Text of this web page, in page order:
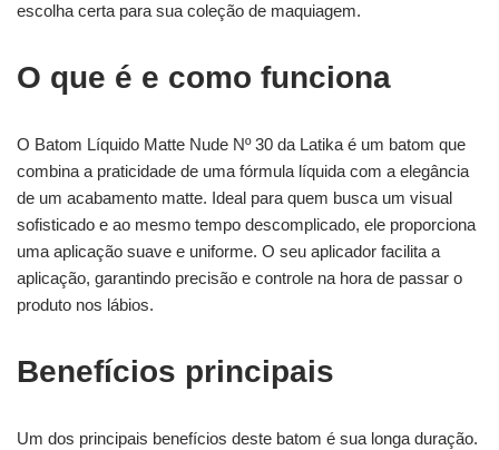
escolha certa para sua coleção de maquiagem.
O que é e como funciona
O Batom Líquido Matte Nude Nº 30 da Latika é um batom que
combina a praticidade de uma fórmula líquida com a elegância
de um acabamento matte. Ideal para quem busca um visual
sofisticado e ao mesmo tempo descomplicado, ele proporciona
uma aplicação suave e uniforme. O seu aplicador facilita a
aplicação, garantindo precisão e controle na hora de passar o
produto nos lábios.
Benefícios principais
Um dos principais benefícios deste batom é sua longa duração.